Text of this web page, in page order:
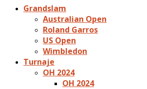
Grandslam
Australian Open
Roland Garros
US Open
Wimbledon
Turnaje
OH 2024
OH 2024